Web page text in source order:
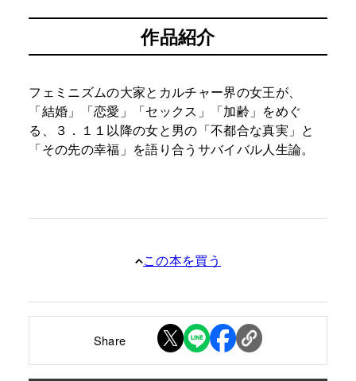
作品紹介
フェミニズムの大家とカルチャー界の女王が、
「結婚」「恋愛」「セックス」「加齢」をめぐ
る、３．１１以降の女と男の「不都合な真実」と
「その先の幸福」を語り合うサバイバル人生論。
この本を買う
Share